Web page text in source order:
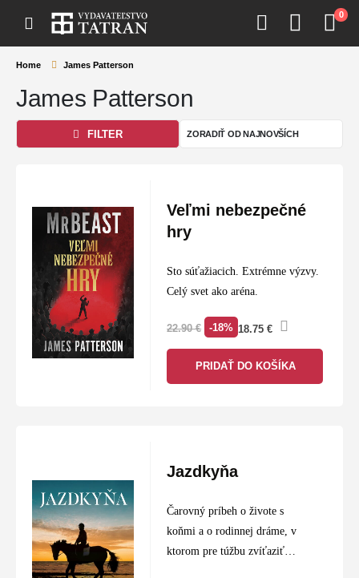
0
Home James Patterson
James Patterson
FILTER
Veľmi nebezpečné
hry
Sto súťažiacich. Extrémne výzvy.
Celý svet ako aréna.
22.90€ -18% 18.75 €
PRIDAŤ DO KOŠÍKA
Jazdkyňa
Čarovný príbeh o živote s
koňmi a o rodinnej dráme, v
ktorom pre túžbu zvíťaziť